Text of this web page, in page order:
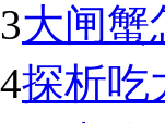
3大闸蟹
4探析吃